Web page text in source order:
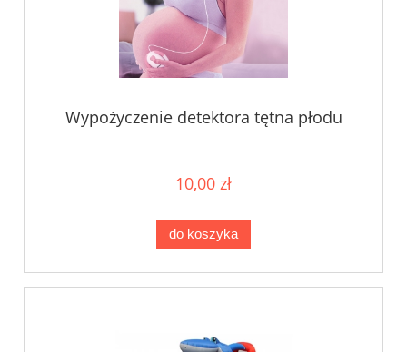
Wypożyczenie detektora tętna płodu
10,00 zł
do koszyka